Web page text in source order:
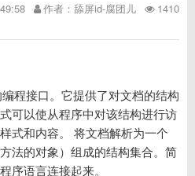
作者：舔屏id-腐团儿
1410
程接口。它提供了对文档的结构
可以使从程序中对该结构进行访
式和内容。 将文档解析为一个
法的对象）组成的结构集合。简
序语言连接起来。